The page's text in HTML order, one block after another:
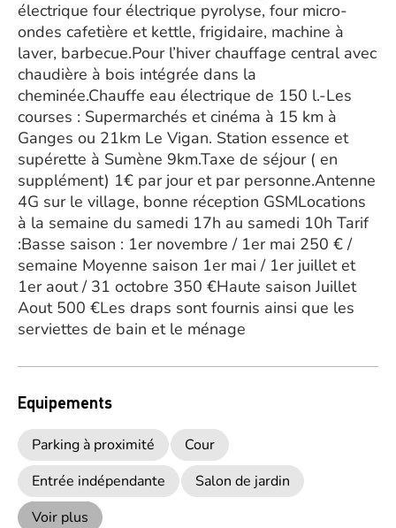
électrique four électrique pyrolyse, four micro-
ondes cafetière et kettle, frigidaire, machine à
laver, barbecue.Pour l’hiver chauffage central avec
chaudière à bois intégrée dans la
cheminée.Chauffe eau électrique de 150 l.-​Les
courses : Supermarchés et cinéma à 15 km à
Ganges ou 21km Le Vigan. Station essence et
supérette à Sumène 9km.Taxe de séjour ( en
supplément) 1€ par jour et par personne.Antenne
4G sur le village, bonne réception GSMLocations
à la semaine du samedi 17h au samedi 10h Tarif
:Basse saison : 1er novembre / 1er mai 250 € /
semaine Moyenne saison 1er mai / 1er juillet et
1er aout / 31 octobre 350 €Haute saison Juillet
Aout 500 €Les draps sont fournis ainsi que les
serviettes de bain et le ménage
Equipements
Parking à proximité
Cour
Entrée indépendante
Salon de jardin
Voir plus